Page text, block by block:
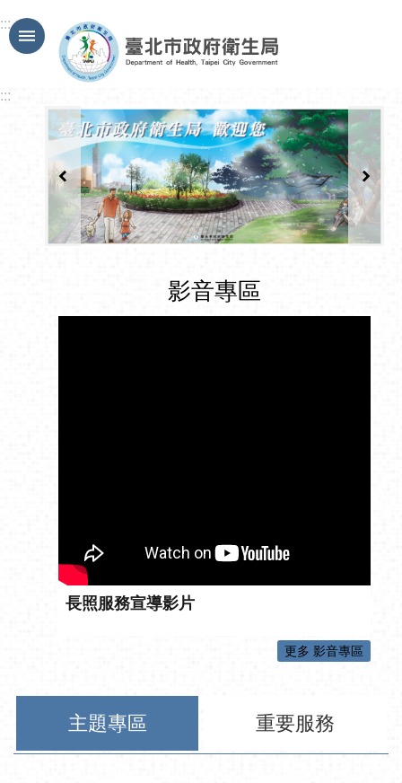
跳到主要內容區塊
:::
:::
影音專區
長照服務宣導影片
更多 影音專區
主題專區 重要服務